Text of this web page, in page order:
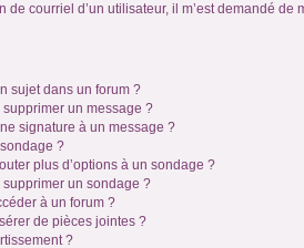
de courriel d’un utilisateur, il m’est demandé de
sujet dans un forum ?
un message ?
signature à un message ?
?
plus d’options à un sondage ?
un sondage ?
à un forum ?
de pièces jointes ?
?